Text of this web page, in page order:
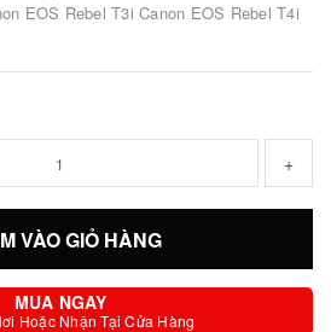
EOS Rebel T3i Canon EOS Rebel T4i
+
VÀO GIỎ HÀNG
MUA NGAY
Hoặc Nhận Tại Cửa Hàng